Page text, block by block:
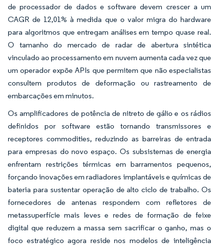
de processador de dados e software devem crescer a um
CAGR de 12,01% à medida que o valor migra do hardware
para algoritmos que entregam análises em tempo quase real.
O tamanho do mercado de radar de abertura sintética
vinculado ao processamento em nuvem aumenta cada vez que
um operador expõe APIs que permitem que não especialistas
consultem produtos de deformação ou rastreamento de
embarcações em minutos.
Os amplificadores de potência de nitreto de gálio e os rádios
definidos por software estão tornando transmissores e
receptores commodities, reduzindo as barreiras de entrada
para empresas do novo espaço. Os subsistemas de energia
enfrentam restrições térmicas em barramentos pequenos,
forçando inovações em radiadores implantáveis e químicas de
bateria para sustentar operação de alto ciclo de trabalho. Os
fornecedores de antenas respondem com refletores de
metassuperfície mais leves e redes de formação de feixe
digital que reduzem a massa sem sacrificar o ganho, mas o
foco estratégico agora reside nos modelos de inteligência